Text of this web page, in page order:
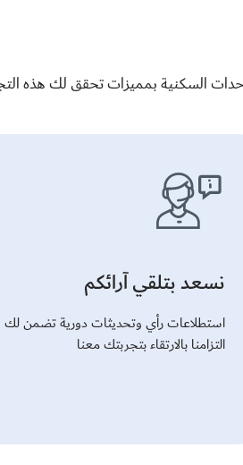
السكنية بمميزات تحقق لك هذه
نسعد بتلقي آرائكم
استطلاعات رأي وتحديثات دورية تضمن لك
التزامنا بالارتقاء بتجربتك معنا